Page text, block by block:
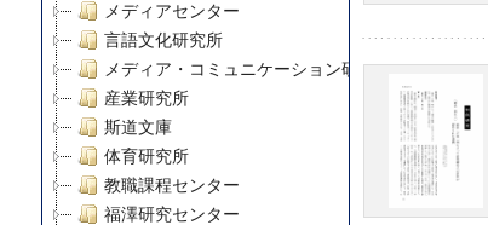
メディアセンター
言語文化研究所
メディア・コミュニケーション研究所
産業研究所
斯道文庫
体育研究所
教職課程センター
福澤研究センター